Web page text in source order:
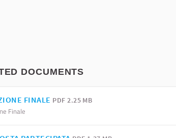
DOCUMENTS
FINALE PDF 2.25 MB
Finale